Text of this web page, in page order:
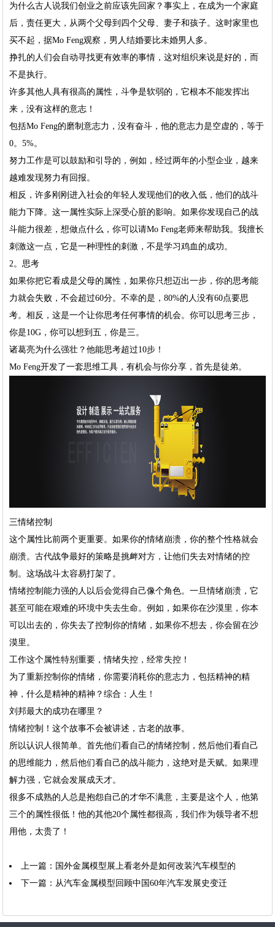
为什么古人说我们创业之前应该先回家？事实上，在成为一个家庭
后，责任更大，从两个父母到四个父母、妻子和孩子。这时家里也
买不起，据Mo Feng观察，男人结婚要比未婚男人多。
挣扎的人们会自动寻找更有效率的事情，这对组织来说是好的，而
不是执行。
许多其他人具有很高的属性，斗争是软弱的，它根本不能发挥出
来，没有这样的意志！
包括Mo Feng的磨制意志力，没有奋斗，他的意志力是空虚的，等于
0。5%。
努力工作是可以鼓励和引导的，例如，经过两年的小型企业，越来
越难发现努力有回报。
相反，许多刚刚进入社会的年轻人发现他们的收入低，他们的战斗
能力下降。这一属性实际上深受心脏的影响。如果你发现自己的战
斗能力很差，想做点什么，你可以请Mo Feng老师来帮助我。我擅长
刺激这一点，它是一种理性的刺激，不是学习鸡血的成功。
2。思考
如果你把它看成是父母的属性，如果你只想迈出一步，你的思考能
力就会失败，不会超过60分。不幸的是，80%的人没有60点要思
考。相反，这是一个让你思考任何事情的机会。你可以思考三步，
你是10G，你可以想到五，你是三。
诸葛亮为什么强壮？他能思考超过10步！
Mo Feng开发了一套思维工具，有机会与你分享，首先是徒弟。
三情绪控制
这个属性比前两个更重要。如果你的情绪崩溃，你的整个性格就会
崩溃。古代战争最好的策略是挑衅对方，让他们失去对情绪的控
制。这场战斗太容易打架了。
情绪控制能力强的人以后会觉得自己像个角色。一旦情绪崩溃，它
甚至可能在艰难的环境中失去生命。例如，如果你在沙漠里，你本
可以出去的，你失去了控制你的情绪，如果你不想去，你会留在沙
漠里。
工作这个属性特别重要，情绪失控，经常失控！
为了重新控制你的情绪，你需要消耗你的意志力，包括精神的精
神，什么是精神的精神？综合：人生！
刘邦最大的成功在哪里？
情绪控制！这个故事不会被讲述，古老的故事。
所以认识人很简单。首先他们看自己的情绪控制，然后他们看自己
的思维能力，然后他们看自己的战斗能力，这绝对是天赋。如果理
解力强，它就会发展成天才。
很多不成熟的人总是抱怨自己的才华不满意，主要是这个人，他第
三个的属性很低！他的其他20个属性都很高，我们作为领导者不想
用他，太贵了！
上一篇： 国外金属模型展上看老外是如何改装汽车模型的
下一篇： 从汽车金属模型回顾中国60年汽车发展史变迁